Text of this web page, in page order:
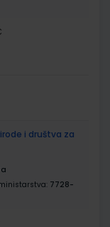
i društva za
7728-